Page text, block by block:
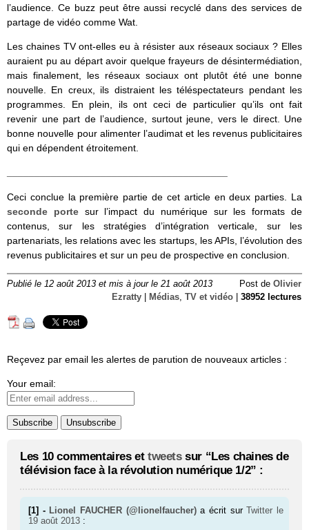
l’audience. Ce buzz peut être aussi recyclé dans des services de
partage de vidéo comme Wat.
Les chaines TV ont-elles eu à résister aux réseaux sociaux ? Elles
auraient pu au départ avoir quelque frayeurs de désintermédiation,
mais finalement, les réseaux sociaux ont plutôt été une bonne
nouvelle. En creux, ils distraient les téléspectateurs pendant les
programmes. En plein, ils ont ceci de particulier qu’ils ont fait
revenir une part de l’audience, surtout jeune, vers le direct. Une
bonne nouvelle pour alimenter l’audimat et les revenus publicitaires
qui en dépendent étroitement.
Ceci conclue la première partie de cet article en deux parties. La
seconde portesur l’impact du numérique sur les formats de
contenus, sur les stratégies d’intégration verticale, sur les
partenariats, les relations avec les startups, les APIs, l’évolution des
revenus publicitaires et sur un peu de prospective en conclusion.
Publié le 12 août 2013 et mis à jour le 21 août 2013 Post de Olivier
Ezratty
Médias TV et vidéo 38952 lectures
Reçevez par email les alertes de parution de nouveaux articles :
Your email:
Les 10 commentaires et tweetssur “Les chaines de
télévision face à la révolution numérique 1/2” :
[1] - Lionel FAUCHER (@lionelfaucher) a écrit surTwitter le
19 août 2013 :